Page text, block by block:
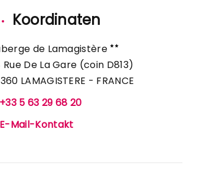
Koordinaten
de Lamagistère
Rue De La Gare (coin D813)
LAMAGISTERE - FRANCE
+33 5 63 29 68 20
E-Mail-Kontakt